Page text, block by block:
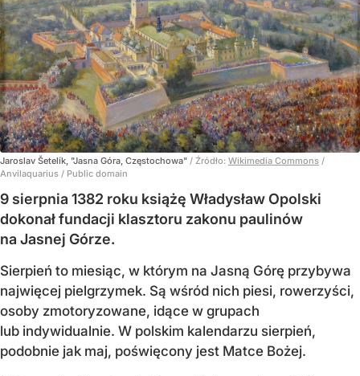
Jaroslav Šetelík, "Jasna Góra, Częstochowa" / Źródło: Wikimedia Commons /
Anvilaquarius / Public domain
9 sierpnia 1382 roku książę Władysław Opolski
dokonał fundacji klasztoru zakonu paulinów
na Jasnej Górze.
Sierpień to miesiąc, w którym na Jasną Górę przybywa
najwięcej pielgrzymek. Są wśród nich piesi, rowerzyści,
osoby zmotoryzowane, idące w grupach
lub indywidualnie. W polskim kalendarzu sierpień,
podobnie jak maj, poświęcony jest Matce Bożej.